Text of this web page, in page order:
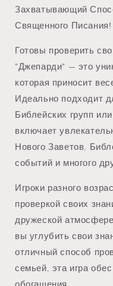
Захватывающий
Священного Писания!
Готовы проверить
"Джепарди" — это
которая приносит
Идеально подходит
Библейских групп
включает
Нового Заветов,
событий и многого
Игроки разного
проверкой своих
дружеской
вы углубить свои
отличный способ
семьей, эта игра